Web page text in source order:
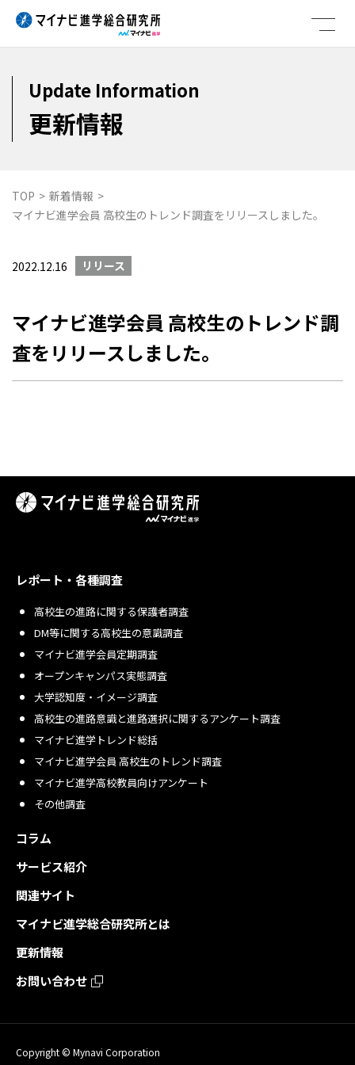
Update Information
更新情報
TOP > 新着情報 >
マイナビ進学会員 高校生のトレンド調査をリリースしました。
リリース
2022.12.16
マイナビ進学会員 高校生のトレンド調
査をリリースしました。
レポート・各種調査
高校生の進路に関する保護者調査
DM等に関する高校生の意識調査
マイナビ進学会員定期調査
オープンキャンパス実態調査
大学認知度・イメージ調査
高校生の進路意識と進路選択に関するアンケート調査
マイナビ進学トレンド総括
マイナビ進学会員 高校生のトレンド調査
マイナビ進学高校教員向けアンケート
その他調査
コラム
サービス紹介
関連サイト
マイナビ進学総合研究所とは
更新情報
お問い合わせ
Copyright © Mynavi Corporation